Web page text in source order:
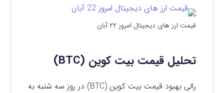
قیمت ارز های دیجیتال امروز ۲۲ آبان
تحلیل قیمت بیت کوین (BTC)
رالی بهبود قیمت بیت کوین (BTC) در روز سه‌ شنبه به